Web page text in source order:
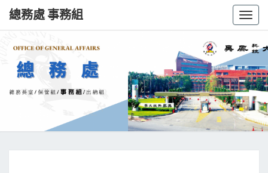
總務處 事務組
總
務
處